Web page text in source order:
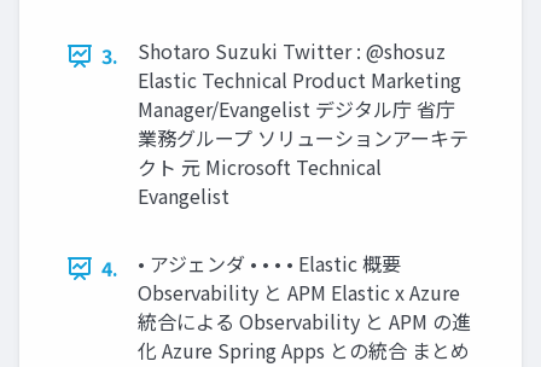
3.
Shotaro Suzuki Twitter : @shosuz
Elastic Technical Product Marketing
Manager/Evangelist デジタル庁 省庁
業務グループ ソリューションアーキテ
クト 元 Microsoft Technical
Evangelist
4.
• アジェンダ • • • • Elastic 概要
Observability と APM Elastic x Azure
統合による Observability と APM の進
化 Azure Spring Apps との統合 まとめ